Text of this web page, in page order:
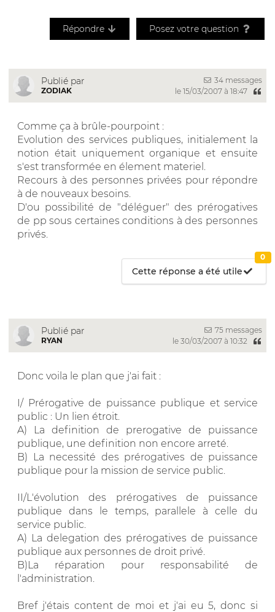
Répondre Posez votre question
Publié par
ZODIAK
34 messages
le 15/03/2007 à 18:47
Comme ça à brûle-pourpoint :
Evolution des services publiques, initialement la
notion était uniquement organique et ensuite
s'est transformée en élement materiel.
Recours à des personnes privées pour répondre
à de nouveaux besoins.
D'ou possibilité de "déléguer" des prérogatives
de pp sous certaines conditions à des personnes
privés.
Cette réponse a été utile
0
Publié par
RYAN
75 messages
le 30/03/2007 à 10:32
Donc voila le plan que j'ai fait :
I/ Prérogative de puissance publique et service
public : Un lien étroit.
A) La definition de prerogative de puissance
publique, une definition non encore arreté.
B) La necessité des prérogatives de puissance
publique pour la mission de service public.
II/L'évolution des prérogatives de puissance
publique dans le temps, parallele à celle du
service public.
A) La delegation des prérogatives de puissance
publique aux personnes de droit privé.
B)La réparation pour responsabilité de
l'administration.
Bref j'étais content de moi et j'ai eu 5, donc si